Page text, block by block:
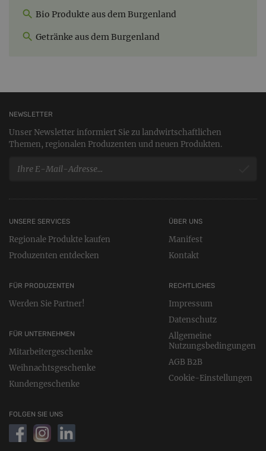
Bio Produkte aus dem Burgenland
Getränke aus dem Burgenland
NEWSLETTER
Unser Newsletter informiert Sie zu landwirtschaftlichen
Themen, regionalen Produzenten und neuen Produkten.
UNSERE SERVICES
Regionale Produkte kaufen
Produzenten entdecken
FÜR PRODUZENTEN
Werden Sie Partner!
FÜR UNTERNEHMEN
Mitarbeitergeschenke
Weihnachtsgeschenke
Kundengeschenke
RECHTLICHES
Impressum
Datenschutz
Allgemeine
Nutzungsbedingungen
AGB B2B
Cookie-Einstellungen
ÜBER UNS
Manifest
Kontakt
FOLGEN SIE UNS